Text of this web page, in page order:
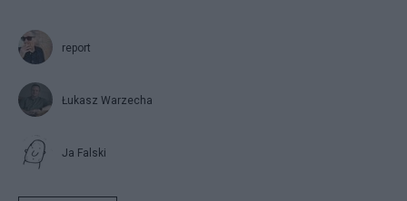
report
Łukasz Warzecha
Ja Falski